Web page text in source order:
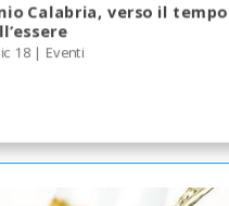
Calabria, verso il tempo
18 | Eventi